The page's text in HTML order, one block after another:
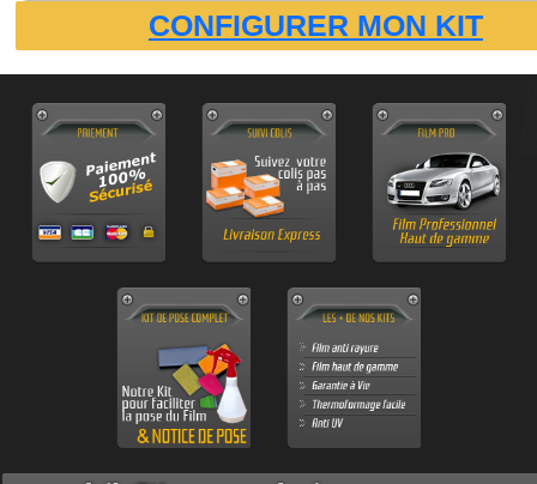
CONFIGURER MON KIT